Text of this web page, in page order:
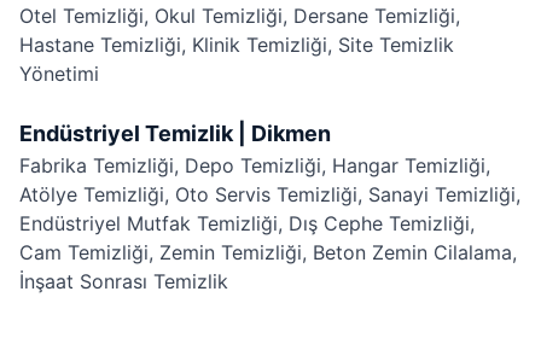
Otel Temizliği, Okul Temizliği, Dersane Temizliği,
Hastane Temizliği, Klinik Temizliği, Site Temizlik
Yönetimi
Endüstriyel Temizlik | Dikmen
Fabrika Temizliği, Depo Temizliği, Hangar Temizliği,
Atölye Temizliği, Oto Servis Temizliği, Sanayi Temizliği,
Endüstriyel Mutfak Temizliği, Dış Cephe Temizliği,
Cam Temizliği, Zemin Temizliği, Beton Zemin Cilalama,
İnşaat Sonrası Temizlik